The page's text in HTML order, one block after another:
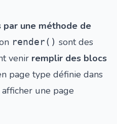
par une méthode de
render() sont des
venir remplir des blocs
page type définie dans
une page